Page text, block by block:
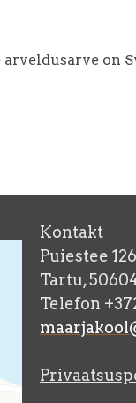
on
Kontakt
Puiestee 126
Tartu,
Telefon